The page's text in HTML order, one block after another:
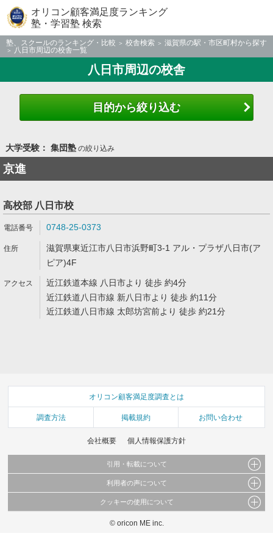
オリコン顧客満足度ランキング
塾・学習塾 検索
塾、スクールのランキング・比較 校舎検索
滋賀県の駅・市区町村から探す
八日市周辺の校舎一覧
八日市周辺の校舎
目的から絞り込む
大学受験： 集団塾の絞り込み
京進
高校部 八日市校
0748-25-0373
滋賀県東近江市八日市浜野町3-1 アル・プラザ八日市(ア
ピア)4F
近江鉄道本線 八日市より 徒歩 約4分
近江鉄道八日市線 新八日市より 徒歩 約11分
近江鉄道八日市線 太郎坊宮前より 徒歩 約21分
オリコン顧客満足度調査とは
調査方法 掲載規約 お問い合わせ
会社概要 個人情報保護方針
引用・転載について
当サイトで公開されている情報（文字、写真、イラスト、画像データ等）及びこれらの配
これらの情報を権利者の許可なく無断転載・複製などの二次利用を行うことは固く禁じて
利用者の声について
当サイトに掲載している内容はすべてサービスの利用者が提出された見解・感想です。
弊社の見解・ 意見ではないことをご理解いただいた上でご覧ください。
クッキーの使用について
このサイトでは Cookie を使用して、ユーザーに合わせたコンテンツや広告の表示、ソー
© oricon ME inc.